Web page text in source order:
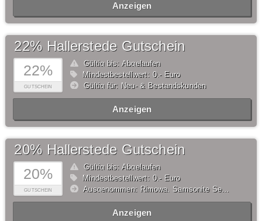
Anzeigen
22%
GUTSCHEIN
22% Hallerstede Gutschein
Gültig bis: Abgelaufen
Mindestbestellwert: 0,- Euro
Gültig für: Neu- & Bestandskunden
Anzeigen
20%
GUTSCHEIN
20% Hallerstede Gutschein
Gültig bis: Abgelaufen
Mindestbestellwert: 0,- Euro
Ausgenommen: Rimowa, Samsonite Selection, American Tourister Selection, Tumi, Step by Step, Satch, ergobag, Scout, School-Mood, DerDieDas, McNeill, Von Cronshagen, Buckle & Seam, Salzen, Brics, Be Mine, Thule
Anzeigen